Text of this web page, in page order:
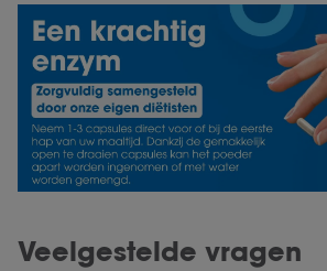
Veelgestelde vragen